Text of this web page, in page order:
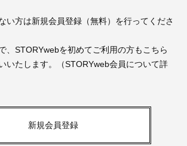
い方は新規会員登録（無料）を行ってくださ
、STORYwebを初めてご利用の方もこちら
いたします。（STORYweb会員について詳
新規会員登録